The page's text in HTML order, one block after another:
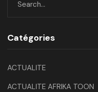
Catégories
ACTUALITE
ACTUALITE AFRIKA TOON